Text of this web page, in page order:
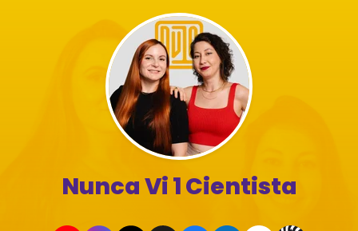
Nunca Vi 1 Cientista